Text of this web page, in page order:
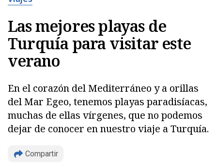
Las mejores playas de
Turquía para visitar este
verano
En el corazón del Mediterráneo y a orillas
del Mar Egeo, tenemos playas paradisíacas,
muchas de ellas vírgenes, que no podemos
dejar de conocer en nuestro viaje a Turquía.
Compartir